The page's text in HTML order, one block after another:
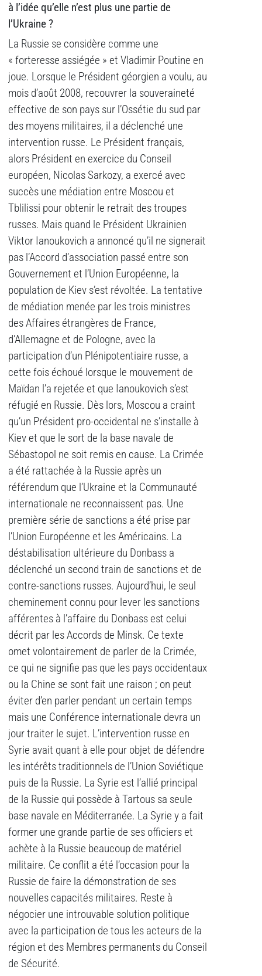
à l’idée qu’elle n’est plus une partie de
l’Ukraine ?
La Russie se considère comme une
« forteresse assiégée » et Vladimir Poutine en
joue. Lorsque le Président géorgien a voulu, au
mois d’août 2008, recouvrer la souveraineté
effective de son pays sur l’Ossétie du sud par
des moyens militaires, il a déclenché une
intervention russe. Le Président français,
alors Président en exercice du Conseil
européen, Nicolas Sarkozy, a exercé avec
succès une médiation entre Moscou et
Tblilissi pour obtenir le retrait des troupes
russes. Mais quand le Président Ukrainien
Viktor Ianoukovich a annoncé qu’il ne signerait
pas l’Accord d’association passé entre son
Gouvernement et l’Union Européenne, la
population de Kiev s’est révoltée. La tentative
de médiation menée par les trois ministres
des Affaires étrangères de France,
d’Allemagne et de Pologne, avec la
participation d’un Plénipotentiaire russe, a
cette fois échoué lorsque le mouvement de
Maïdan l’a rejetée et que Ianoukovich s’est
réfugié en Russie. Dès lors, Moscou a craint
qu’un Président pro-occidental ne s’installe à
Kiev et que le sort de la base navale de
Sébastopol ne soit remis en cause. La Crimée
a été rattachée à la Russie après un
référendum que l’Ukraine et la Communauté
internationale ne reconnaissent pas. Une
première série de sanctions a été prise par
l’Union Européenne et les Américains. La
déstabilisation ultérieure du Donbass a
déclenché un second train de sanctions et de
contre-sanctions russes. Aujourd’hui, le seul
cheminement connu pour lever les sanctions
afférentes à l’affaire du Donbass est celui
décrit par les Accords de Minsk. Ce texte
omet volontairement de parler de la Crimée,
ce qui ne signifie pas que les pays occidentaux
ou la Chine se sont fait une raison ; on peut
éviter d’en parler pendant un certain temps
mais une Conférence internationale devra un
jour traiter le sujet. L’intervention russe en
Syrie avait quant à elle pour objet de défendre
les intérêts traditionnels de l’Union Soviétique
puis de la Russie. La Syrie est l’allié principal
de la Russie qui possède à Tartous sa seule
base navale en Méditerranée. La Syrie y a fait
former une grande partie de ses officiers et
achète à la Russie beaucoup de matériel
militaire. Ce conflit a été l’occasion pour la
Russie de faire la démonstration de ses
nouvelles capacités militaires. Reste à
négocier une introuvable solution politique
avec la participation de tous les acteurs de la
région et des Membres permanents du Conseil
de Sécurité.